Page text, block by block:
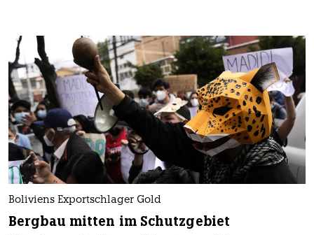
Boliviens Exportschlager Gold
Bergbau mitten im Schutzgebiet